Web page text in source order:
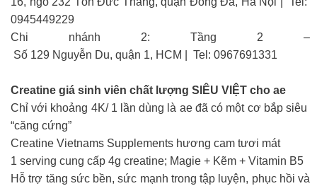
0945449229
Chi nhánh 2: Tầng 2 –
Số 129 Nguyễn Du, quận 1, HCM | Tel: 0967691331
Creatine giá sinh viên chất lượng SIÊU VIỆT cho ae
Chỉ với khoảng 4K/ 1 lần dùng là ae đã có một cơ bắp siêu
“căng cứng”
Creatine Vietnams Supplements hương cam tươi mát
1 serving cung cấp 4g creatine; Magie + Kẽm + Vitamin B5
Hỗ trợ tăng sức bền, sức mạnh trong tập luyện, phục hồi và